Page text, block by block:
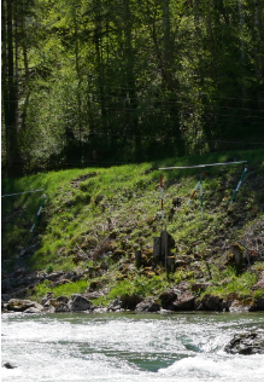
Documenti
Tesseramento
Federazione
Contatti